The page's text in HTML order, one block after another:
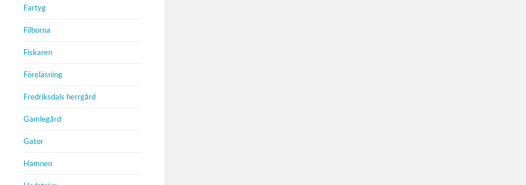
Fartyg
Filborna
Fiskaren
Föreläsning
Fredriksdals herrgård
Gamlegård
Gator
Hamnen